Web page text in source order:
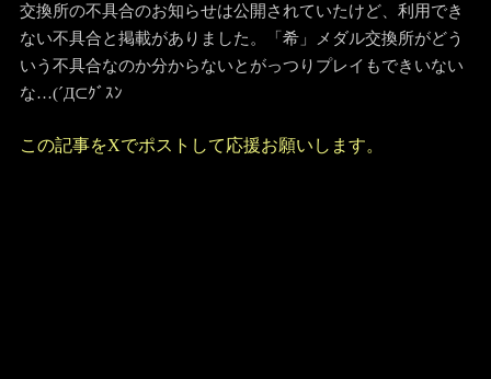
交換所の不具合のお知らせは公開されていたけど、利用でき
ない不具合と掲載がありました。「希」メダル交換所がどう
いう不具合なのか分からないとがっつりプレイもできいない
な…(´Д⊂ｸﾞｽﾝ
この記事をXでポストして応援お願いします。